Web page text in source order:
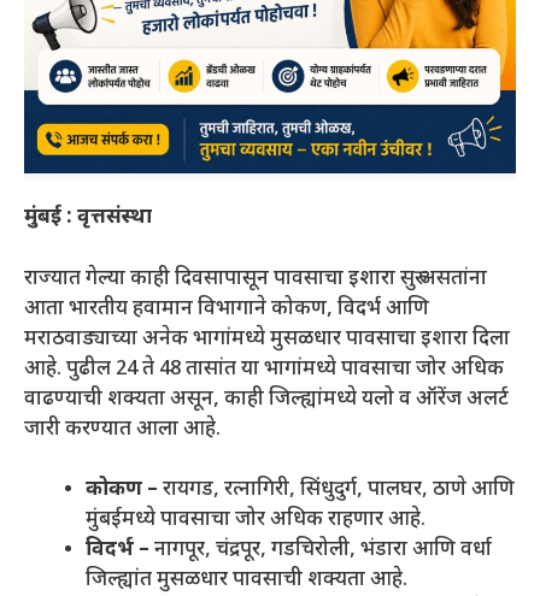
मुंबई : वृत्तसंस्था
राज्यात गेल्या काही दिवसापासून पावसाचा इशारा सुरु असतांना
आता भारतीय हवामान विभागाने कोकण, विदर्भ आणि
मराठवाड्याच्या अनेक भागांमध्ये मुसळधार पावसाचा इशारा दिला
आहे. पुढील 24 ते 48 तासांत या भागांमध्ये पावसाचा जोर अधिक
वाढण्याची शक्यता असून, काही जिल्ह्यांमध्ये यलो व ऑरेंज अलर्ट
जारी करण्यात आला आहे.
कोकण – रायगड, रत्नागिरी, सिंधुदुर्ग, पालघर, ठाणे आणि
मुंबईमध्ये पावसाचा जोर अधिक राहणार आहे.
विदर्भ – नागपूर, चंद्रपूर, गडचिरोली, भंडारा आणि वर्धा
जिल्ह्यांत मुसळधार पावसाची शक्यता आहे.